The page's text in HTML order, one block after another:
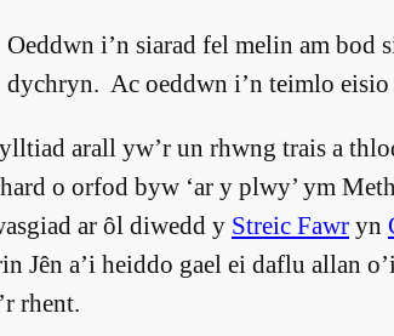
Oeddwn i’n siarad fel melin am bod
dychryn. Ac oeddwn i’n teimlo
arall yw’r un rhwng trais a
o orfod byw ‘ar y plwy’ ym
ar ôl diwedd y Streic Fawr yn
Jên a’i heiddo gael ei daflu allan
rhent.